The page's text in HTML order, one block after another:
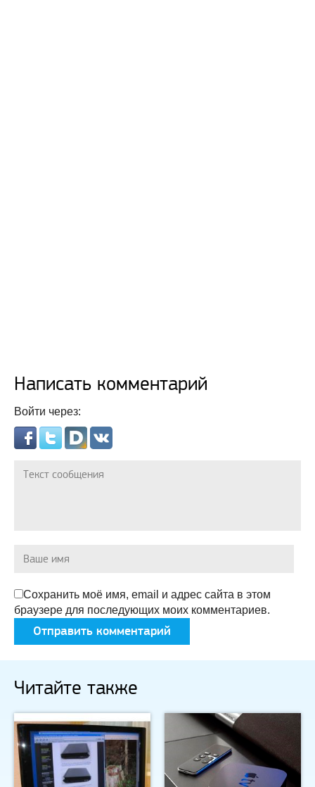
Написать комментарий
Войти через:
Сохранить моё имя, email и адрес сайта в этом
браузере для последующих моих комментариев.
Читайте также